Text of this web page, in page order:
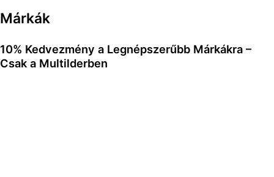
Márkák
10% Kedvezmény a Legnépszerűbb Márkákra –
Csak a Multilderben